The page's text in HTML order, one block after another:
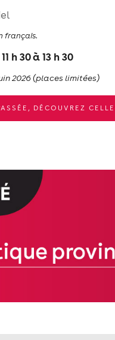
français.
h 30 à 13 h 30
2026 (places limitées)
DÉCOUVREZ